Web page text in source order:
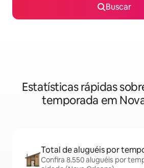
Buscar
Estatísticas rápidas
temporada em
Total de aluguéis por
Confira 8.550 aluguéis por